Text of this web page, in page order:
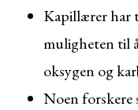
Kapillærer har
muligheten til
oksygen og
Noen